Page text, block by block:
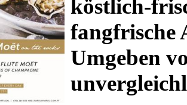
köstlich-
fangfrische
Umgeben